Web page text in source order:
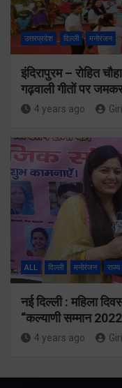
उत्तरप्रदेश दिल्ली मनोरंजन
इंदिरापुरम – रोहित
गढ़वाली गीतों पर
4 years ago
ALL दिल्ली मनोरंजन राज्य
नई दिल्ली : महिला
“कल्याणी सम्मान
4 years ago